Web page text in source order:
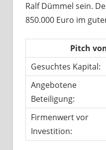
Ralf Dümmel sein.
850.000 Euro im
Pitch
Gesuchtes Kapital:
Angebotene
Beteiligung:
Firmenwert vor
Investition: